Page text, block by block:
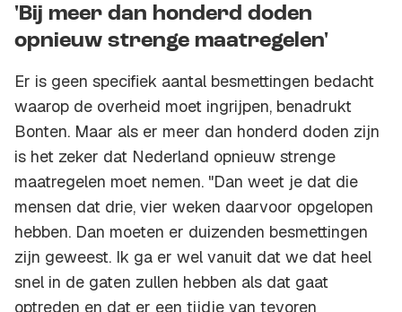
'Bij meer dan honderd doden
opnieuw strenge maatregelen'
Er is geen specifiek aantal besmettingen bedacht
waarop de overheid moet ingrijpen, benadrukt
Bonten. Maar als er meer dan honderd doden zijn
is het zeker dat Nederland opnieuw strenge
maatregelen moet nemen. "Dan weet je dat die
mensen dat drie, vier weken daarvoor opgelopen
hebben. Dan moeten er duizenden besmettingen
zijn geweest. Ik ga er wel vanuit dat we dat heel
snel in de gaten zullen hebben als dat gaat
optreden en dat er een tijdje van tevoren